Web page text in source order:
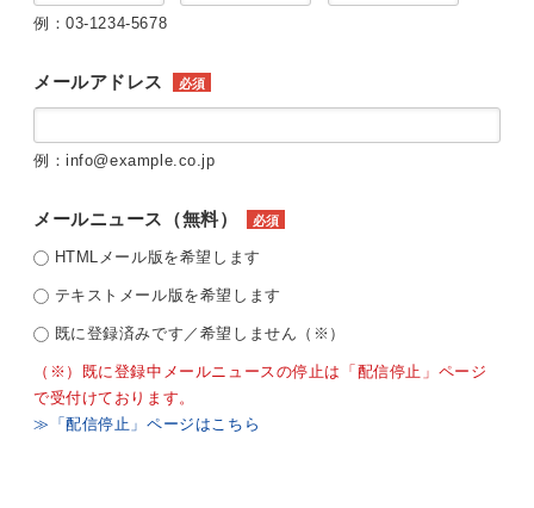
例：03-1234-5678
メールアドレス 必須
例：info@example.co.jp
メールニュース（無料） 必須
HTMLメール版を希望します
テキストメール版を希望します
既に登録済みです／希望しません（※）
（※）既に登録中メールニュースの停止は「配信停止」ページ
で受付けております。
≫「配信停止」ページはこちら